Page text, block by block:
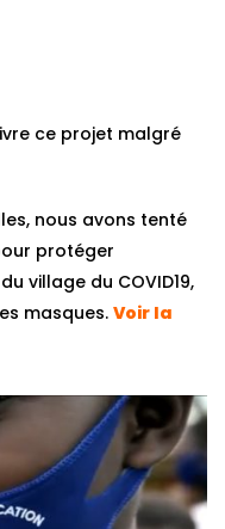
ce projet malgré
nous avons tenté
protéger
village du COVID19,
masques. Voir la